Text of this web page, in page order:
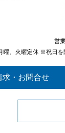
営
曜、火曜定休 ※祝日を
求・お問合せ